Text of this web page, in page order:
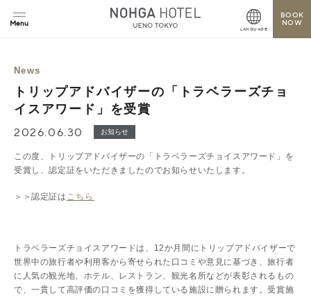
LANGUAGE
BOOK
NOW
News
トリップアドバイザーの「トラベラーズチョ
イスアワード」を受賞
2026.06.30 お知らせ
この度、トリップアドバイザーの「トラベラーズチョイスアワード」を
受賞し、認定証をいただきましたのでお知らせいたします。
＞＞認定証は こちら
トラベラーズチョイスアワードは、 12か月間にトリップアドバイザーで
世界中の旅行者や利用客から寄せられた口コミや意見に基づき、旅行者
に人気の観光地、ホテル、レストラン、観光名所などが表彰されるもの
で、一貫して高評価の口コミを獲得している施設に贈られます。受賞施